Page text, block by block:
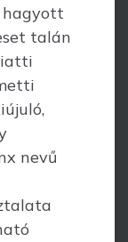
hagyott
talán
nevű